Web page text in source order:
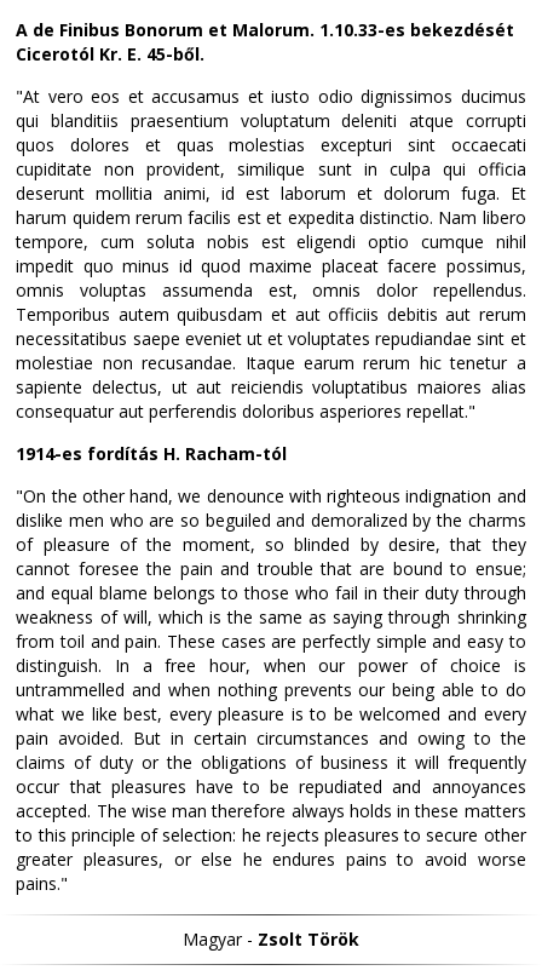
A de Finibus Bonorum et Malorum. 1.10.33-es bekezdését
Cicerotól Kr. E. 45-ből.
"At vero eos et accusamus et iusto odio dignissimos ducimus
qui blanditiis praesentium voluptatum deleniti atque corrupti
quos dolores et quas molestias excepturi sint occaecati
cupiditate non provident, similique sunt in culpa qui officia
deserunt mollitia animi, id est laborum et dolorum fuga. Et
harum quidem rerum facilis est et expedita distinctio. Nam libero
tempore, cum soluta nobis est eligendi optio cumque nihil
impedit quo minus id quod maxime placeat facere possimus,
omnis voluptas assumenda est, omnis dolor repellendus.
Temporibus autem quibusdam et aut officiis debitis aut rerum
necessitatibus saepe eveniet ut et voluptates repudiandae sint et
molestiae non recusandae. Itaque earum rerum hic tenetur a
sapiente delectus, ut aut reiciendis voluptatibus maiores alias
consequatur aut perferendis doloribus asperiores repellat."
1914-es fordítás H. Racham-tól
"On the other hand, we denounce with righteous indignation and
dislike men who are so beguiled and demoralized by the charms
of pleasure of the moment, so blinded by desire, that they
cannot foresee the pain and trouble that are bound to ensue;
and equal blame belongs to those who fail in their duty through
weakness of will, which is the same as saying through shrinking
from toil and pain. These cases are perfectly simple and easy to
distinguish. In a free hour, when our power of choice is
untrammelled and when nothing prevents our being able to do
what we like best, every pleasure is to be welcomed and every
pain avoided. But in certain circumstances and owing to the
claims of duty or the obligations of business it will frequently
occur that pleasures have to be repudiated and annoyances
accepted. The wise man therefore always holds in these matters
to this principle of selection: he rejects pleasures to secure other
greater pleasures, or else he endures pains to avoid worse
pains."
Magyar - Zsolt Török